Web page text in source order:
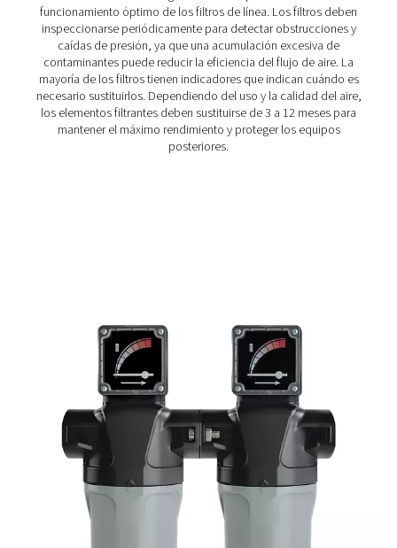
diferentes tipos de filtros de línea adecuados para
aplicaciones:
Filtros roscados.
Usadoshabitualmente en sistemas de tamaño
mediano, estos filtros tienen conexiones roscadas
la instalación y proporcionar una eliminación eficaz de
partículas y humedad.
Filtros embridados